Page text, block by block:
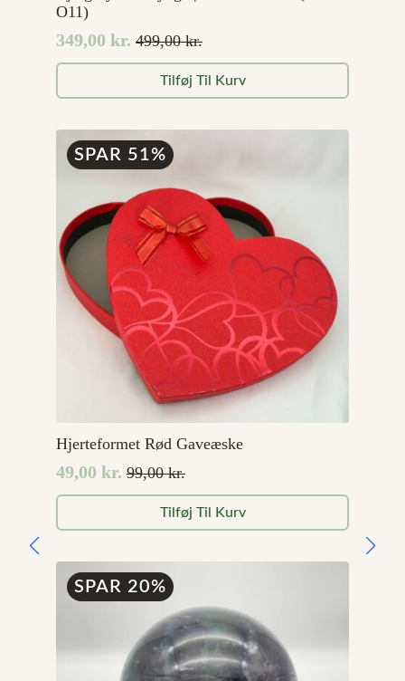
O11)
499,00kr.
Den
oprindelige
pris
499,00 kr..
349,00 kr.
Den
aktuelle
pris
349,00 kr..
Tilføj Til Kurv
SPAR 51%
Hjerteformet Rød Gaveæske
99,00kr.
Den
oprindelige
pris
99,00 kr..
49,00 kr.
Den
aktuelle
pris
49,00 kr..
Tilføj Til Kurv
SPAR 20%